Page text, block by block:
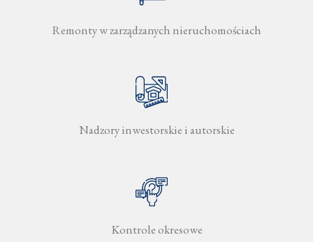
Remonty w zarządzanych nieruchomościach
Nadzory inwestorskie i autorskie
Kontrole okresowe